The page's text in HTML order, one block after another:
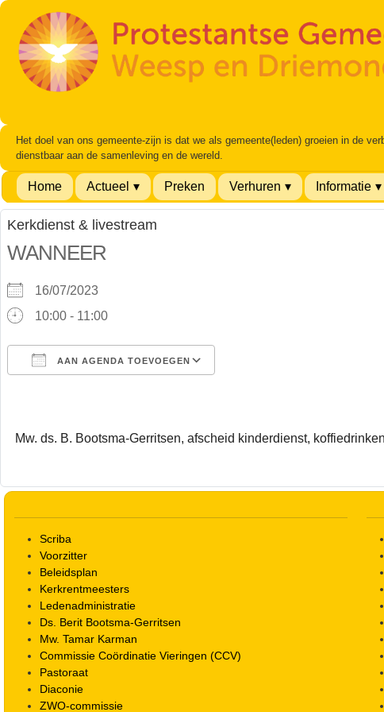
Het doel van ons gemeente-zijn is dat we als gemeente(leden) groeien in de
dienstbaar aan de samenleving en de wereld.
Home Actueel Preken Verhuren Informatie
Kerkdienst & livestream
WANNEER
16/07/2023
10:00 - 11:00
AAN AGENDA TOEVOEGEN
Mw. ds. B. Bootsma-Gerritsen, afscheid kinderdienst,
Scriba
Voorzitter
Beleidsplan
Kerkrentmeesters
Ledenadministratie
Ds. Berit Bootsma-Gerritsen
Mw. Tamar Karman
Commissie Coördinatie Vieringen (CCV)
Pastoraat
Diaconie
ZWO-commissie